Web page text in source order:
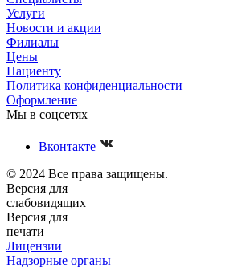
Услуги
Новости и акции
Филиалы
Цены
Пациенту
Политика конфиденциальности
Оформление
Мы в соцсетях
Вконтакте
© 2024 Все права защищены.
Версия для
слабовидящих
Версия для
печати
Лицензии
Надзорные органы